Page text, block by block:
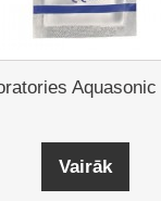
Vairāk